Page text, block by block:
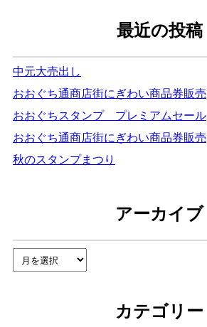
ョ
ン
最近の投稿
中元大売出し
おおぐち通商店街にぎわい商品券販売
おおぐちスタンプ プレミアムセール
おおぐち通商店街にぎわい商品券販売
秋のスタンプまつり
アーカイブ
ー
カテゴリー